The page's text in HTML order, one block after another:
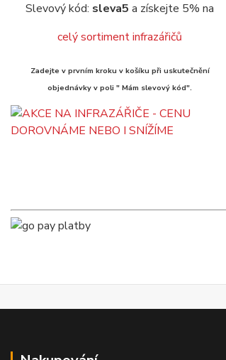
Slevový kód: sleva5 a získejte 5% na
celý sortiment infrazářičů
Zadejte v prvním kroku v košíku při uskutečnění
objednávky v poli " Mám slevový kód".